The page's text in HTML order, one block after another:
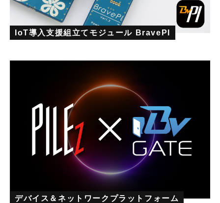
IoT導入支援組立てモジュール BravePI
デバイス＆ネットワークプラットフォーム